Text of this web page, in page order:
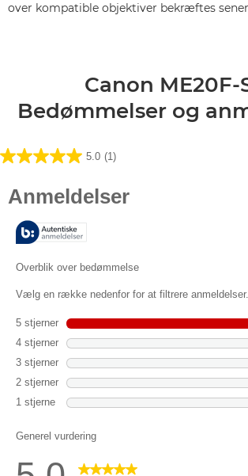
over kompatible objektiver bekræftes
Canon ME20F-
Bedømmelser og
5.0 (1)
5.0
stjerner.